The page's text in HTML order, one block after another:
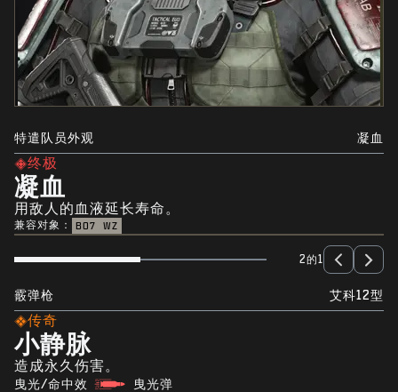
特遣队员外观 凝血
终极
凝血
用敌人的血液延长寿命。
兼容对象： BO7 WZ
2的1
霰弹枪 艾科12型
传奇
小静脉
造成永久伤害。
曳光/命中效
曳光弹